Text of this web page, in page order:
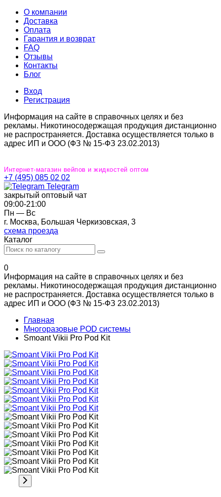
О компании
Доставка
Оплата
Гарантия и возврат
FAQ
Отзывы
Контакты
Блог
Вход
Регистрация
Информация на сайте в справочных целях и без
рекламы. Никотиносодержащая продукция дистанционно
не распространяется. Доставка осуществляется только в
адрес ИП и ООО (ФЗ № 15-ФЗ 23.02.2013)
Интернет-магазин вейпов и жидкостей оптом
+7 (495) 085 02 02
Telegram
закрытый оптовый чат
09:00‐21:00
Пн — Вс
г. Москва, Большая Черкизовская, 3
схема проезда
Каталог
0
Информация на сайте в справочных целях и без
рекламы. Никотиносодержащая продукция дистанционно
не распространяется. Доставка осуществляется только в
адрес ИП и ООО (ФЗ № 15-ФЗ 23.02.2013)
Главная
Многоразовые POD системы
Smoant Vikii Pro Pod Kit